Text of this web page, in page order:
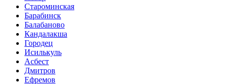
Староминская
Барабинск
Балабаново
Кандалакша
Городец
Исилькуль
Асбест
Дмитров
Ефремов